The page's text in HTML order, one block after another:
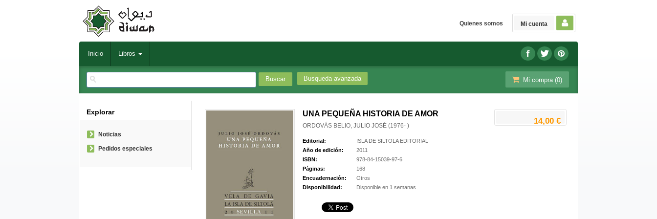
Mi cuenta
Quienes somos
Inicio Libros
Busqueda avanzada Mi compra (0)
UNA PEQUEÑA HISTORIA DE AMOR
ORDOVÁS BELIO, JULIO JOSÉ (1976- )
Editorial:
ISLA DE SILTOLA EDITORIAL
Año de edición:
2011
ISBN:
978-84-15039-97-6
Páginas:
168
Encuadernación:
Otros
Disponibilidad:
Disponible en 1 semanas
14,00 €
Explorar
Noticias
Pedidos especiales